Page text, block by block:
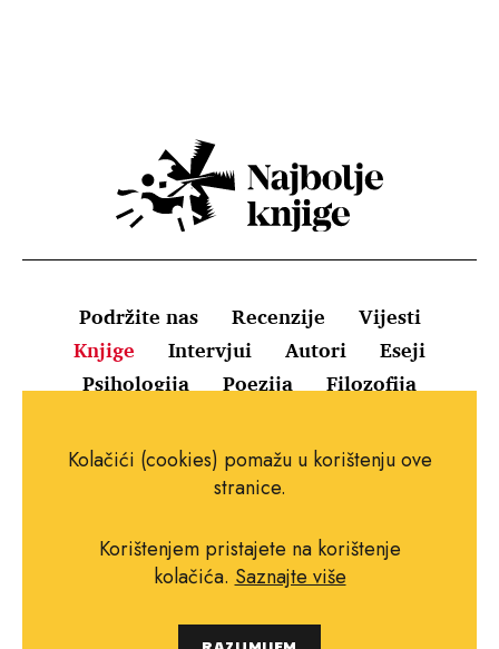
Podržite nas Recenzije
Vijesti
Knjige
Intervjui Autori
Eseji
Psihologija
Poezija Filozofija
Uvjeti korištenja
Pravila o kolačićima
Impressum
Copyright © 2010.-2021. najboljeknjige.com.
Kolačići (cookies) pomažu u korištenju ove
stranice.
Korištenjem pristajete na korištenje
kolačića. Saznajte više